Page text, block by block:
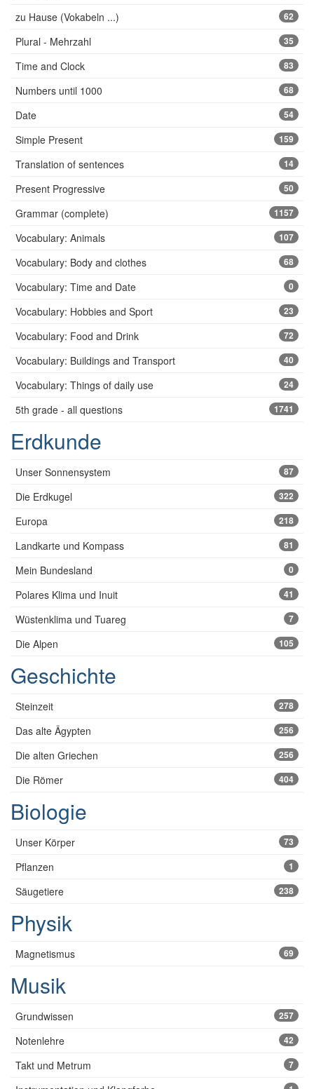
zu Hause (Vokabeln ...) 62
Plural - Mehrzahl 35
Time and Clock 83
Numbers until 1000 68
Date 54
Simple Present 159
Translation of sentences 14
Present Progressive 50
Grammar (complete) 1157
Vocabulary: Animals 107
Vocabulary: Body and clothes 68
Vocabulary: Time and Date 0
Vocabulary: Hobbies and Sport 23
Vocabulary: Food and Drink 72
Vocabulary: Buildings and Transport 40
Vocabulary: Things of daily use 24
5th grade - all questions 1741
Erdkunde
Unser Sonnensystem 87
Die Erdkugel 322
Europa 218
Landkarte und Kompass 81
Mein Bundesland 0
Polares Klima und Inuit 41
Wüstenklima und Tuareg 7
Die Alpen 105
Geschichte
Steinzeit 278
Das alte Ägypten 256
Die alten Griechen 256
Die Römer 404
Biologie
Unser Körper 73
Pflanzen 1
Säugetiere 238
Physik
Magnetismus 69
Musik
Grundwissen 257
Notenlehre 42
Takt und Metrum 7